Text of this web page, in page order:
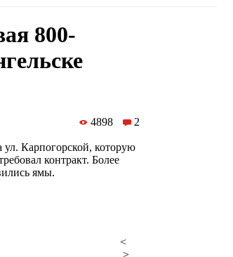
800-
4898 2
ул. Карпогорской, которую
контракт. Более
ямы.
<
>